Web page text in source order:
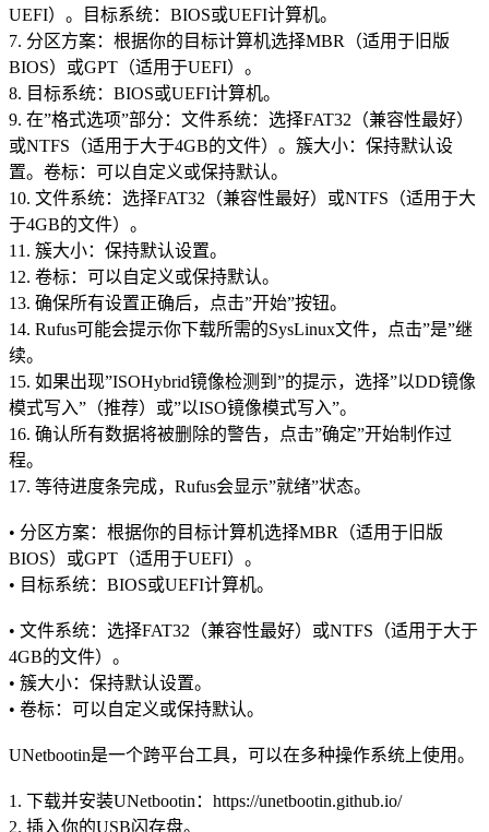
UEFI）。目标系统：BIOS或UEFI计算机。
7. 分区方案：根据你的目标计算机选择MBR（适用于旧版
BIOS）或GPT（适用于UEFI）。
8. 目标系统：BIOS或UEFI计算机。
9. 在”格式选项”部分：文件系统：选择FAT32（兼容性最好）
或NTFS（适用于大于4GB的文件）。簇大小：保持默认设
置。卷标：可以自定义或保持默认。
10. 文件系统：选择FAT32（兼容性最好）或NTFS（适用于大
于4GB的文件）。
11. 簇大小：保持默认设置。
12. 卷标：可以自定义或保持默认。
13. 确保所有设置正确后，点击”开始”按钮。
14. Rufus可能会提示你下载所需的SysLinux文件，点击”是”继
续。
15. 如果出现”ISOHybrid镜像检测到”的提示，选择”以DD镜像
模式写入”（推荐）或”以ISO镜像模式写入”。
16. 确认所有数据将被删除的警告，点击”确定”开始制作过
程。
17. 等待进度条完成，Rufus会显示”就绪”状态。
• 分区方案：根据你的目标计算机选择MBR（适用于旧版
BIOS）或GPT（适用于UEFI）。
• 目标系统：BIOS或UEFI计算机。
• 文件系统：选择FAT32（兼容性最好）或NTFS（适用于大于
4GB的文件）。
• 簇大小：保持默认设置。
• 卷标：可以自定义或保持默认。
UNetbootin是一个跨平台工具，可以在多种操作系统上使用。
1. 下载并安装UNetbootin：https://unetbootin.github.io/
2. 插入你的USB闪存盘。